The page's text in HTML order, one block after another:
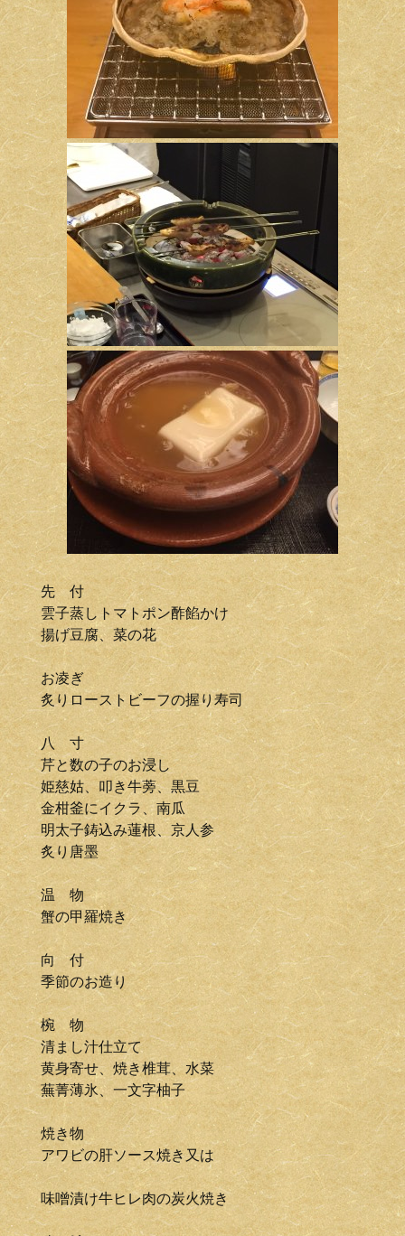
先 付
雲子蒸しトマトポン酢餡かけ
揚げ豆腐、菜の花
お凌ぎ
炙りローストビーフの握り寿司
八 寸
芹と数の子のお浸し
姫慈姑、叩き牛蒡、黒豆
金柑釜にイクラ、南瓜
明太子鋳込み蓮根、京人参
炙り唐墨
温 物
蟹の甲羅焼き
向 付
季節のお造り
椀 物
清まし汁仕立て
黄身寄せ、焼き椎茸、水菜
蕪菁薄氷、一文字柚子
焼き物
アワビの肝ソース焼き又は
味噌漬け牛ヒレ肉の炭火焼き